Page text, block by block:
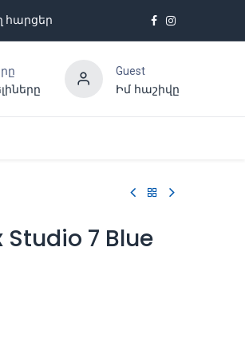
Guest
Իմ հաշիվը
7 Blue